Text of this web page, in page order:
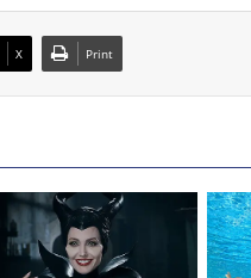
X Print